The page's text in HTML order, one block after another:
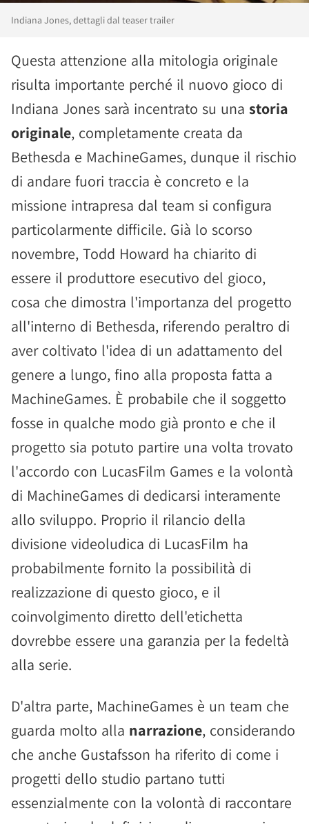
Indiana Jones, dettagli dal teaser trailer
Questa attenzione alla mitologia originale
risulta importante perché il nuovo gioco di
Indiana Jones sarà incentrato su una storia
originale, completamente creata da
Bethesda e MachineGames, dunque il rischio
di andare fuori traccia è concreto e la
missione intrapresa dal team si configura
particolarmente difficile. Già lo scorso
novembre, Todd Howard ha chiarito di
essere il produttore esecutivo del gioco,
cosa che dimostra l'importanza del progetto
all'interno di Bethesda, riferendo peraltro di
aver coltivato l'idea di un adattamento del
genere a lungo, fino alla proposta fatta a
MachineGames. È probabile che il soggetto
fosse in qualche modo già pronto e che il
progetto sia potuto partire una volta trovato
l'accordo con LucasFilm Games e la volontà
di MachineGames di dedicarsi interamente
allo sviluppo. Proprio il rilancio della
divisione videoludica di LucasFilm ha
probabilmente fornito la possibilità di
realizzazione di questo gioco, e il
coinvolgimento diretto dell'etichetta
dovrebbe essere una garanzia per la fedeltà
alla serie.
D'altra parte, MachineGames è un team che
guarda molto alla narrazione, considerando
che anche Gustafsson ha riferito di come i
progetti dello studio partano tutti
essenzialmente con la volontà di raccontare